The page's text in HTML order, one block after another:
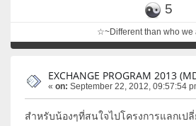
5
☆~Different than who
EXCHANGE PROGRAM 2013
« on: September 22, 2012, 09:57:54
สำหรับน้องๆที่สนใจไปโครงการแลกเป